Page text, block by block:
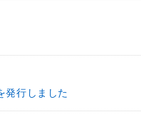
発行しました